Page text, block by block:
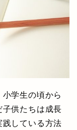
学生の頃から
供たちは成長
践している方法